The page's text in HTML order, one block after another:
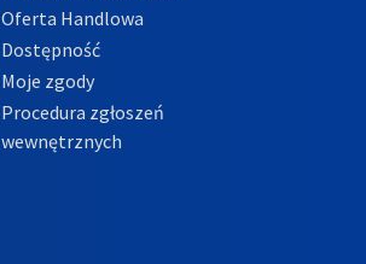
Oferta Handlowa
Dostępność
Moje zgody
Procedura zgłoszeń
wewnętrznych